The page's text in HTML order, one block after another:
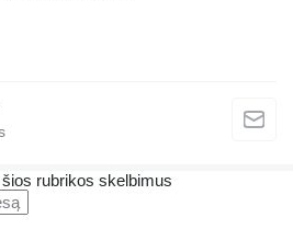
rubrikos skelbimus